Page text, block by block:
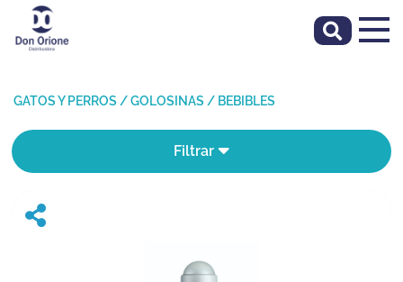
GATOS Y PERROS /GOLOSINAS / BEBIBLES
Filtrar